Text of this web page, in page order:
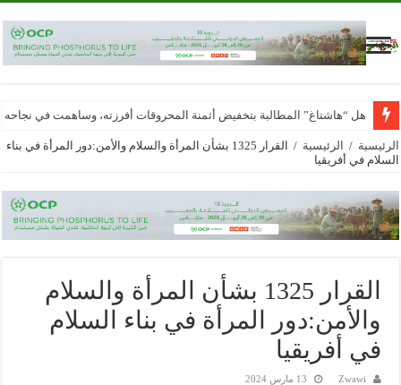
هل “هاشتاغ” المطالبة بتخفيض أثمنة المحروقات أفرزته، وساهمت في
الرئيسية / الرئيسية /
القرار 1325 بشأن المرأة والسلام والأمن:دور المرأة في بناء
السلام في أفريقيا
القرار 1325 بشأن المرأة والسلام
والأمن:دور المرأة في بناء السلام
في أفريقيا
Zwawi
13 مارس 2024